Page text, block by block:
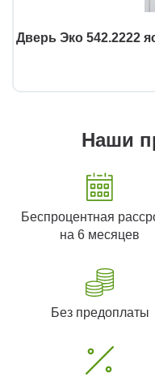
Дверь Эко 542.2222
Наши
Беспроцентная
на 6 месяцев
Без предоплаты